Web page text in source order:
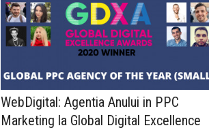
WebDigital: Agentia Anului in PPC
Marketing la Global Digital Excellence